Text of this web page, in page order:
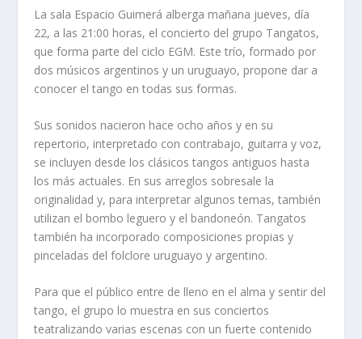
La sala Espacio Guimerá alberga mañana jueves, día
22, a las 21:00 horas, el concierto del grupo Tangatos,
que forma parte del ciclo EGM. Este trío, formado por
dos músicos argentinos y un uruguayo, propone dar a
conocer el tango en todas sus formas.
Sus sonidos nacieron hace ocho años y en su
repertorio, interpretado con contrabajo, guitarra y voz,
se incluyen desde los clásicos tangos antiguos hasta
los más actuales. En sus arreglos sobresale la
originalidad y, para interpretar algunos temas, también
utilizan el bombo leguero y el bandoneón. Tangatos
también ha incorporado composiciones propias y
pinceladas del folclore uruguayo y argentino.
Para que el público entre de lleno en el alma y sentir del
tango, el grupo lo muestra en sus conciertos
teatralizando varias escenas con un fuerte contenido